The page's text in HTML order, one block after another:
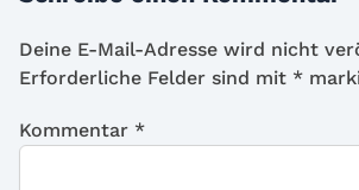
Deine E-Mail-Adresse wird nicht
Erforderliche Felder sind mit *
Kommentar *